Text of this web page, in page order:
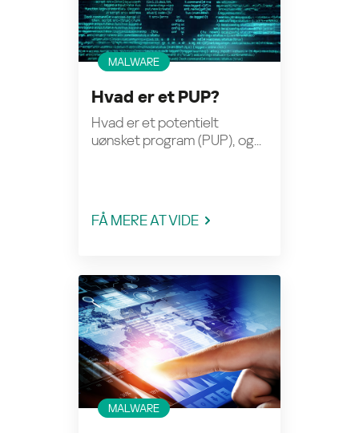
MALWARE
Hvad er et PUP?
Hvad er et potentielt
uønsket program (PUP), og...
FÅ MERE AT VIDE
MALWARE